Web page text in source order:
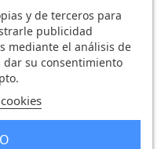
Fi Cell...
€
0 opinión
y de terceros para
publicidad
mediante el análisis de
dar su consentimiento